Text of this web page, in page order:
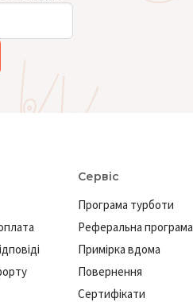
Сервіс
Програма турботи
Реферальна програма
Примірка вдома
Повернення
Сертифікати